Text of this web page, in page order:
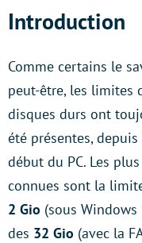
Introduction
Comme certains le
peut-être, les limites
disques durs ont
été présentes, depuis
début du PC. Les plus
connues sont la
2 Gio (sous Windows
des 32 Gio (avec la